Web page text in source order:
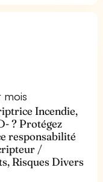
mois
Incendie,
? Protégez
responsabilité
/
Risques Divers